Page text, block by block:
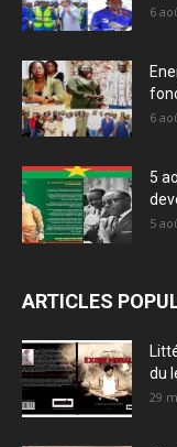
6
6
5
5
ARTICLES
du
29